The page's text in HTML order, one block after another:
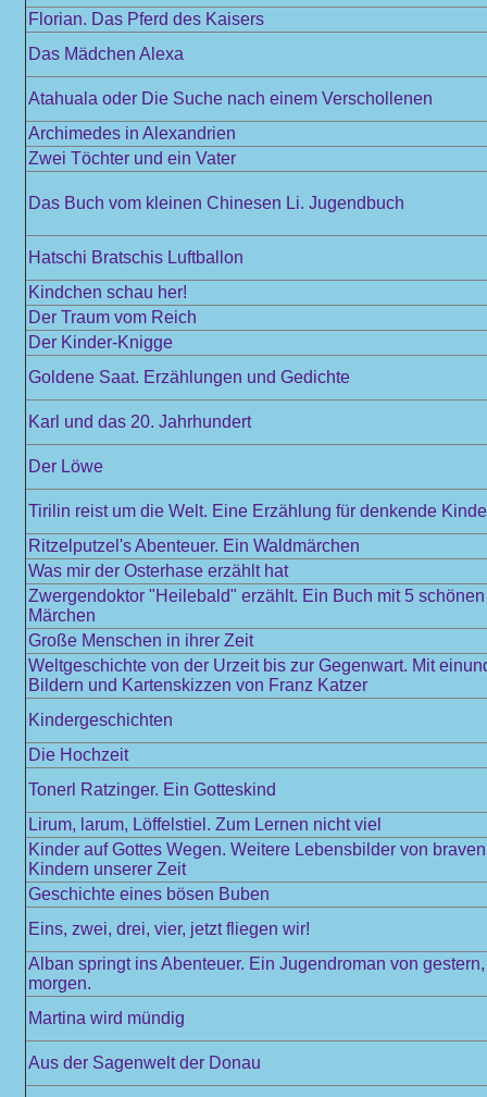
Florian. Das Pferd des Kaisers
Das Mädchen Alexa
Atahuala oder Die Suche nach einem Verschollenen
Archimedes in Alexandrien
Zwei Töchter und ein Vater
Das Buch vom kleinen Chinesen Li. Jugendbuch
Hatschi Bratschis Luftballon
Kindchen schau her!
Der Traum vom Reich
Der Kinder-Knigge
Goldene Saat. Erzählungen und Gedichte
Karl und das 20. Jahrhundert
Der Löwe
Tirilin reist um die Welt. Eine Erzählung für denkende
Ritzelputzel's Abenteuer. Ein Waldmärchen
Was mir der Osterhase erzählt hat
Zwergendoktor "Heilebald" erzählt. Ein Buch mit 5
Märchen
Große Menschen in ihrer Zeit
Weltgeschichte von der Urzeit bis zur Gegenwart. Mit
Bildern und Kartenskizzen von Franz Katzer
Kindergeschichten
Die Hochzeit
Tonerl Ratzinger. Ein Gotteskind
Lirum, larum, Löffelstiel. Zum Lernen nicht viel
Kinder auf Gottes Wegen. Weitere Lebensbilder von
Kindern unserer Zeit
Geschichte eines bösen Buben
Eins, zwei, drei, vier, jetzt fliegen wir!
Alban springt ins Abenteuer. Ein Jugendroman von
morgen.
Martina wird mündig
Aus der Sagenwelt der Donau